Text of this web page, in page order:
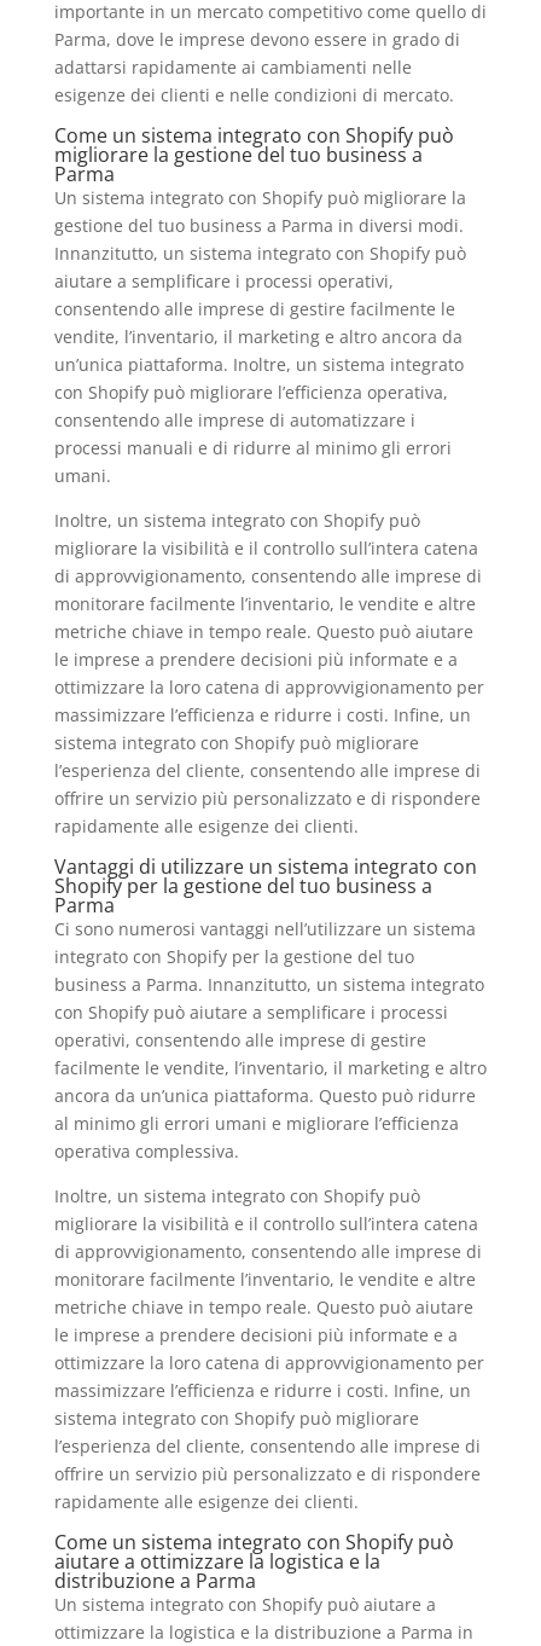
importante in un mercato competitivo come quello di
Parma, dove le imprese devono essere in grado di
adattarsi rapidamente ai cambiamenti nelle
esigenze dei clienti e nelle condizioni di mercato.
Come un sistema integrato con Shopify può
migliorare la gestione del tuo business a
Parma
Un sistema integrato con Shopify può migliorare la
gestione del tuo business a Parma in diversi modi.
Innanzitutto, un sistema integrato con Shopify può
aiutare a semplificare i processi operativi,
consentendo alle imprese di gestire facilmente le
vendite, l’inventario, il marketing e altro ancora da
un’unica piattaforma. Inoltre, un sistema integrato
con Shopify può migliorare l’efficienza operativa,
consentendo alle imprese di automatizzare i
processi manuali e di ridurre al minimo gli errori
umani.
Inoltre, un sistema integrato con Shopify può
migliorare la visibilità e il controllo sull’intera catena
di approvvigionamento, consentendo alle imprese di
monitorare facilmente l’inventario, le vendite e altre
metriche chiave in tempo reale. Questo può aiutare
le imprese a prendere decisioni più informate e a
ottimizzare la loro catena di approvvigionamento per
massimizzare l’efficienza e ridurre i costi. Infine, un
sistema integrato con Shopify può migliorare
l’esperienza del cliente, consentendo alle imprese di
offrire un servizio più personalizzato e di rispondere
rapidamente alle esigenze dei clienti.
Vantaggi di utilizzare un sistema integrato con
Shopify per la gestione del tuo business a
Parma
Ci sono numerosi vantaggi nell’utilizzare un sistema
integrato con Shopify per la gestione del tuo
business a Parma. Innanzitutto, un sistema integrato
con Shopify può aiutare a semplificare i processi
operativi, consentendo alle imprese di gestire
facilmente le vendite, l’inventario, il marketing e altro
ancora da un’unica piattaforma. Questo può ridurre
al minimo gli errori umani e migliorare l’efficienza
operativa complessiva.
Inoltre, un sistema integrato con Shopify può
migliorare la visibilità e il controllo sull’intera catena
di approvvigionamento, consentendo alle imprese di
monitorare facilmente l’inventario, le vendite e altre
metriche chiave in tempo reale. Questo può aiutare
le imprese a prendere decisioni più informate e a
ottimizzare la loro catena di approvvigionamento per
massimizzare l’efficienza e ridurre i costi. Infine, un
sistema integrato con Shopify può migliorare
l’esperienza del cliente, consentendo alle imprese di
offrire un servizio più personalizzato e di rispondere
rapidamente alle esigenze dei clienti.
Come un sistema integrato con Shopify può
aiutare a ottimizzare la logistica e la
distribuzione a Parma
Un sistema integrato con Shopify può aiutare a
ottimizzare la logistica e la distribuzione a Parma in